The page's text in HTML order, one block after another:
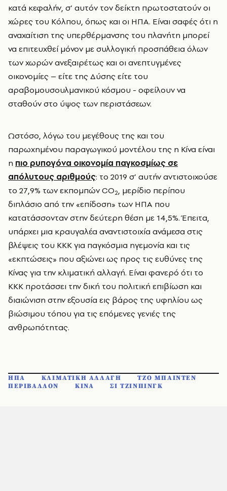
κατά κεφαλήν, σ’ αυτόν τον δείκτη πρωτοστατούν οι
χώρες του Κόλπου, όπως και οι ΗΠΑ. Είναι σαφές ότι η
αναχαίτιση της υπερθέρμανσης του πλανήτη μπορεί
να επιτευχθεί μόνον με συλλογική προσπάθεια όλων
των χωρών ανεξαιρέτως και οι ανεπτυγμένες
οικονομίες – είτε της Δύσης είτε του
αραβομουσουλμανικού κόσμου - οφείλουν να
σταθούν στο ύψος των περιστάσεων.
Ωστόσο, λόγω του μεγέθους της και του
παρωχημένου παραγωγικού μοντέλου της η Κίνα είναι
η πιο ρυπογόνα οικονομία παγκοσμίως σε
απόλυτους αριθμούς: το 2019 σ’ αυτήν αντιστοιχούσε
το 27,9% των εκπομπών CO2, μερίδιο περίπου
διπλάσιο από την «επίδοση» των ΗΠΑ που
κατατάσσονταν στην δεύτερη θέση με 14,5%. Έπειτα,
υπάρχει μια κραυγαλέα αναντιστοιχία ανάμεσα στις
βλέψεις του ΚΚΚ για παγκόσμια ηγεμονία και τις
«εκπτώσεις» που αξιώνει ως προς τις ευθύνες της
Κίνας για την κλιματική αλλαγή. Είναι φανερό ότι το
ΚΚΚ προτάσσει την δική του πολιτική επιβίωση και
διαιώνιση στην εξουσία εις βάρος της υφηλίου ως
βιώσιμου τόπου για τις επόμενες γενιές της
ανθρωπότητας.
ΗΠΑ ΚΛΙΜΑΤΙΚΗ ΑΛΛΑΓΗ
ΤΖΟ ΜΠΑΙΝΤΕΝ
ΠΕΡΙΒΑΛΛΟΝ
ΚΙΝΑ ΣΙ ΤΖΙΝΠΙΝΓΚ